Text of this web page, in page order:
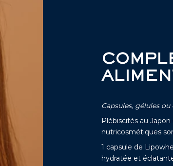
Capsules, gélules
Plébiscités au
nutricosmétiques
1 capsule de
hydratée et